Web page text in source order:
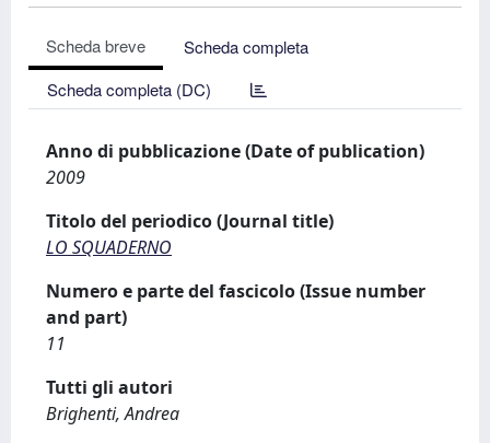
Scheda breve
Scheda completa
Scheda completa (DC)
Anno di pubblicazione (Date of publication)
2009
Titolo del periodico (Journal title)
LO SQUADERNO
Numero e parte del fascicolo (Issue number
and part)
11
Tutti gli autori
Brighenti, Andrea